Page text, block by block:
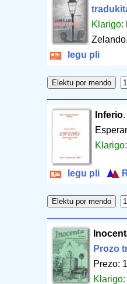
Klarigo:
Zelando.
legu pli
Inferio.
Klarigo:
legu pli
Prozo
Prezo:
Klarigo: